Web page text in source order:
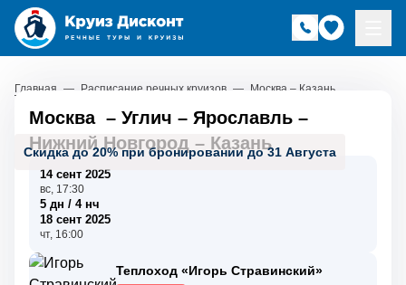
Главная — Расписание речных круизов — Москва – Казань
Скидка до 20% при бронировании до 31 Августа
Москва – Углич – Ярославль –
Нижний Новгород – Казань
14 сент 2025
вс, 17:30
5 дн / 4 нч
18 сент 2025
чт, 16:00
Теплоход «Игорь Стравинский»